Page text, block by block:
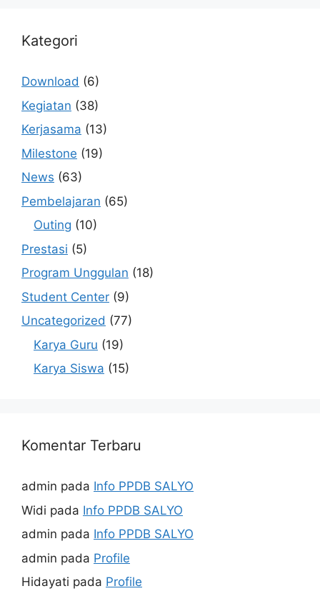
Kategori
Download (6)
Kegiatan (38)
Kerjasama (13)
Milestone (19)
News (63)
Pembelajaran (65)
Outing (10)
Prestasi (5)
Program Unggulan (18)
Student Center (9)
Uncategorized (77)
Karya Guru (19)
Karya Siswa (15)
Komentar Terbaru
admin pada Info PPDB SALYO
Widi pada Info PPDB SALYO
admin pada Info PPDB SALYO
admin pada Profile
Hidayati pada Profile